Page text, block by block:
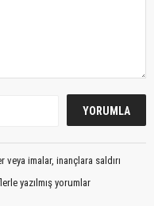
imalar, inançlara saldırı
yazılmış yorumlar